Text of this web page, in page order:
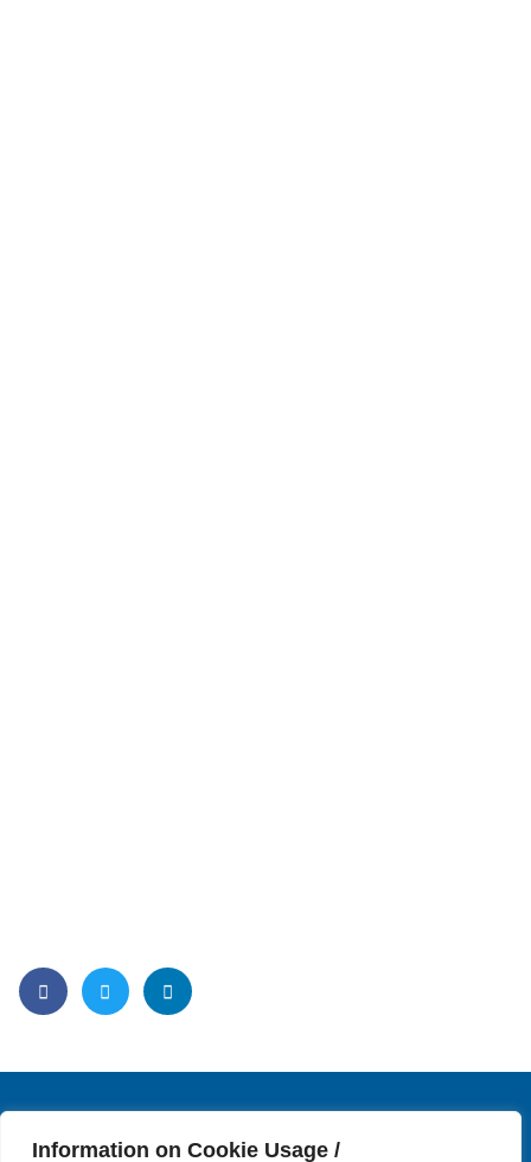
Information on Cookie Usage /